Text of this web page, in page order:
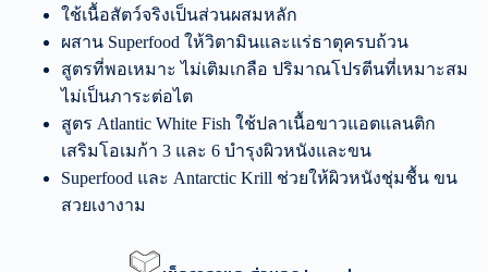
ใช้เนื้อสัตว์จริงเป็นส่วนผสมหลัก
ผสาน Superfood ให้วิตามินและแร่ธาตุครบถ้วน
สูตรที่พอเหมาะ ไม่เติมเกลือ ปริมาณโปรตีนที่เหมาะสม
ไม่เป็นภาระต่อไต
สูตร Atlantic White Fish ใช้ปลาเนื้อขาวแอตแลนติก
เสริมโอเมก้า 3 และ 6 บำรุงผิวหนังและขน
Superfood และ Antarctic Krill ช่วยให้ผิวหนังชุ่มชื้น ขน
สวยเงางาม